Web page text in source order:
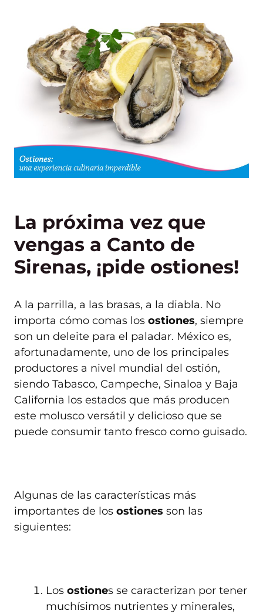
La próxima vez que
vengas a Canto de
Sirenas, ¡pide ostiones!
A la parrilla, a las brasas, a la diabla. No
importa cómo comas los ostiones, siempre
son un deleite para el paladar. México es,
afortunadamente, uno de los principales
productores a nivel mundial del ostión,
siendo Tabasco, Campeche, Sinaloa y Baja
California los estados que más producen
este molusco versátil y delicioso que se
puede consumir tanto fresco como guisado.
Algunas de las características más
importantes de los ostiones son las
siguientes:
Los ostiones se caracterizan por tener
muchísimos nutrientes y minerales,